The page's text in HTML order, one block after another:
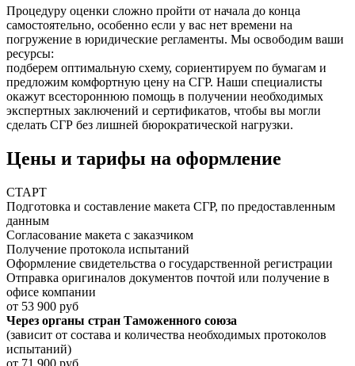
Процедуру оценки сложно пройти от начала до конца
самостоятельно, особенно если у вас нет времени на
погружение в юридические регламенты. Мы освободим ваши
ресурсы:
подберем оптимальную схему, сориентируем по бумагам и
предложим комфортную цену на СГР. Наши специалисты
окажут всестороннюю помощь в получении необходимых
экспертных заключений и сертификатов, чтобы вы могли
сделать СГР без лишней бюрократической нагрузки.
Цены и тарифы на оформление
СТАРТ
Подготовка и составление макета СГР, по предоставленным
данным
Согласование макета с заказчиком
Получение протокола испытаний
Оформление свидетельства о государственной регистрации
Отправка оригиналов документов почтой или получение в
офисе компании
от 53 900 руб
Через органы стран Таможенного союза
(зависит от состава и количества необходимых протоколов
испытаний)